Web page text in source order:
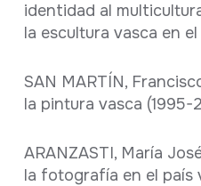
identidad al
la escultura vasca en
SAN MARTÍN,
la pintura vasca (1995-
ARANZASTI, María
la fotografía en el país